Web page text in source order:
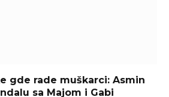
gde rade muškarci: Asmin
sa Majom i Gabi